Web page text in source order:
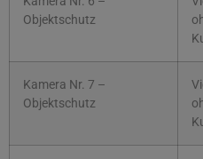
Objektschutz
Kamera Nr. 7 –
Objektschutz